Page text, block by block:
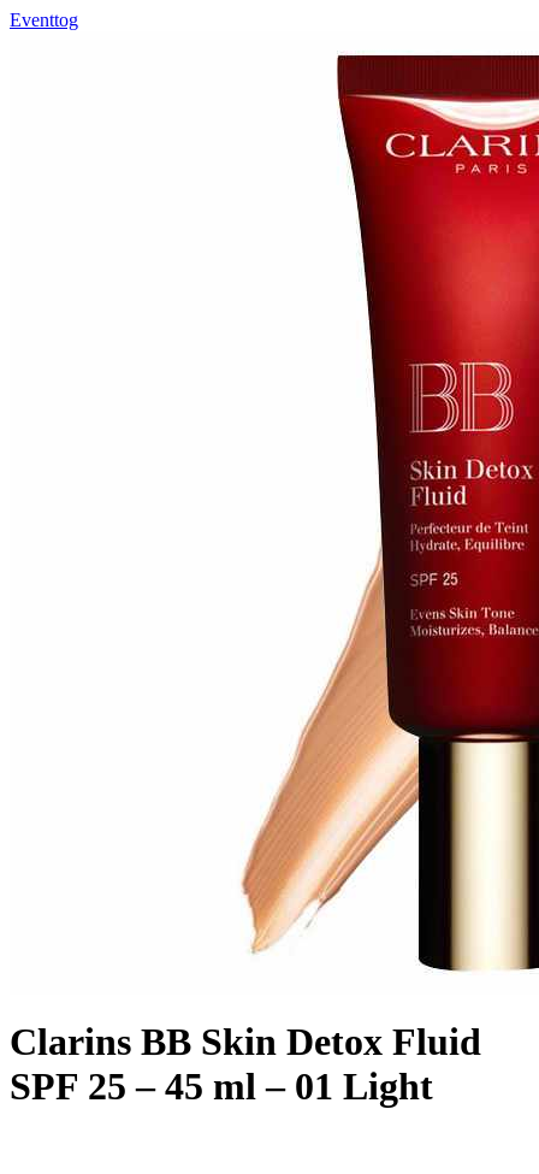
Eventtog
Clarins BB Skin Detox Fluid
SPF 25 – 45 ml – 01 Light